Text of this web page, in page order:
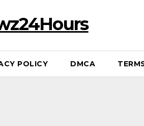
POLICY DMCA